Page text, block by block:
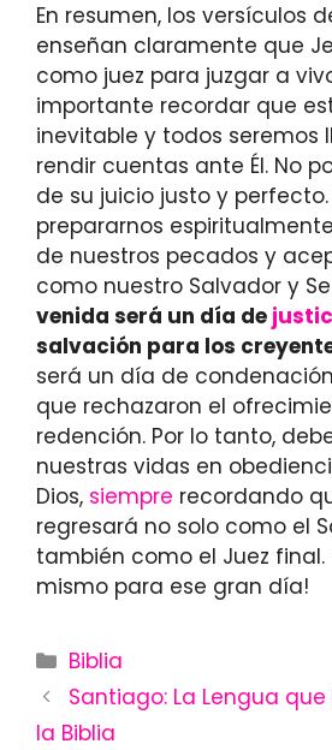
En resumen, los versículos
enseñan claramente que
como juez para juzgar a
importante recordar que
inevitable y todos seremos
rendir cuentas ante Él. No
de su juicio justo y
prepararnos
de nuestros pecados y
como nuestro Salvador y
venida será un día de
salvación para los
será un día de
que rechazaron el
redención. Por lo tanto,
nuestras vidas en
Dios, siempre recordando
regresará no solo como el
también como el Juez final.
mismo para ese gran día!
Categories
Biblia
Santiago: La Lengua que
la Biblia